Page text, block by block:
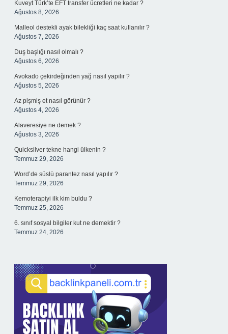
Kuveyt Türk’te EFT transfer ücretleri ne kadar ?
Ağustos 8, 2026
Malleol destekli ayak bilekliği kaç saat kullanılır ?
Ağustos 7, 2026
Duş başlığı nasıl olmalı ?
Ağustos 6, 2026
Avokado çekirdeğinden yağ nasıl yapılır ?
Ağustos 5, 2026
Az pişmiş et nasıl görünür ?
Ağustos 4, 2026
Alaveresiye ne demek ?
Ağustos 3, 2026
Quicksilver tekne hangi ülkenin ?
Temmuz 29, 2026
Word’de süslü parantez nasıl yapılır ?
Temmuz 29, 2026
Kemoterapiyi ilk kim buldu ?
Temmuz 25, 2026
6. sınıf sosyal bilgiler kut ne demektir ?
Temmuz 24, 2026